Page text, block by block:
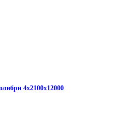
4х2100х12000